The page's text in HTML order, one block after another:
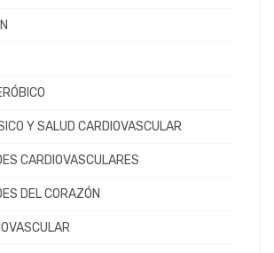
Y SALUD CARDIOVASCULAR
CARDIOVASCULARES
DEL CORAZÓN